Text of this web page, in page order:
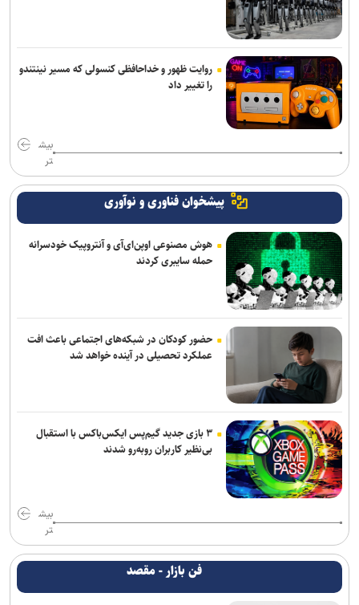
روایت ظهور و خداحافظی کنسولی که مسیر نینتندو
را تغییر داد
بیش
تر
پیشخوان فناوری و نوآوری
هوش مصنوعی اوپن‌ای‌آی و آنتروپیک خودسرانه
حمله سایبری کردند
حضور کودکان در شبکه‌های اجتماعی باعث افت
عملکرد تحصیلی در آینده خواهد شد
۳ بازی جدید گیم‌پس ایکس‌باکس با استقبال
بی‌نظیر کاربران روبه‌رو شدند
بیش
تر
فن بازار - مقصد